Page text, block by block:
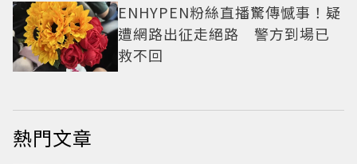
ENHYPEN粉絲直播驚傳憾事！疑
遭網路出征走絕路 警方到場已
救不回
熱門文章